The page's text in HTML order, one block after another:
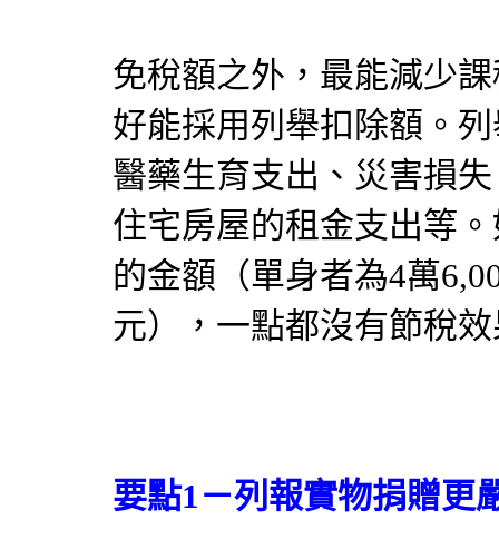
免稅額之外，最能減少
好能採用列舉扣除額。
醫藥生育支出、災害損
住宅房屋的租金支出等
的金額（單身者為4萬
元），一點都沒有節稅
要點1－列報實物捐贈更